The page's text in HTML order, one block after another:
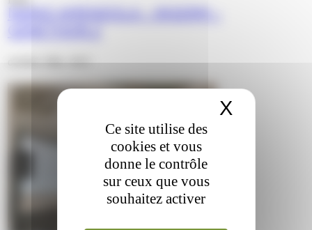
MARIO AMENDOLA – INSERM –
octobre 20th, 2023
Ce site utilise des
cookies et vous
donne le contrôle
sur ceux que vous
souhaitez activer
X